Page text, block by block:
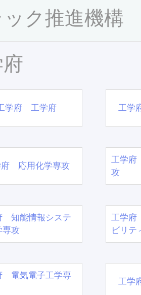
ック推進機構
学府 工学府 工学
府 応用化学専攻
工学府
攻
知能情報システ
専攻
工学府
ビリテ
電気電子工学専
工学